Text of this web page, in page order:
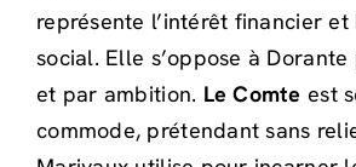
représente l’intérêt financier
social. Elle s’oppose à
et par ambition. Le Comte est
commode, prétendant sans